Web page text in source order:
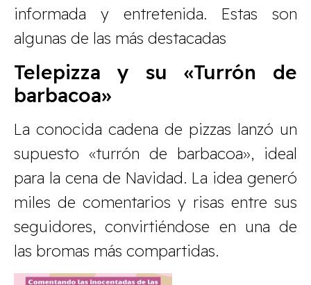
informada y entretenida. Estas son
algunas de las más destacadas
Telepizza y su «Turrón de
barbacoa»
La conocida cadena de pizzas lanzó un
supuesto «turrón de barbacoa», ideal
para la cena de Navidad. La idea generó
miles de comentarios y risas entre sus
seguidores, convirtiéndose en una de
las bromas más compartidas.